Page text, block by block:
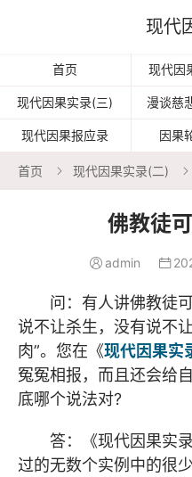
现代
首页 现代因
现代因果实录(三) 漫谈慈
现代因果报应录 因果
首页  现代因果实录(二) 
佛教徒
 admin 
问：有人讲佛教徒可
说不让杀生，没有说不
肉”。您在《现代因果实
冤冤相报，而且还会给
底哪个说法对?
答：《现代因果实录
过的无数个实例中的很